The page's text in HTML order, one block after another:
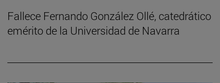
Fallece Fernando González Ollé, catedrático
emérito de la Universidad de Navarra